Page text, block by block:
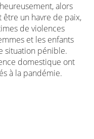
alors
un havre de paix,
de violences
et les enfants
situation pénible.
domestique ont
à la pandémie.